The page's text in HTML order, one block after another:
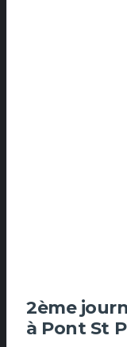
2ème
à Pont St